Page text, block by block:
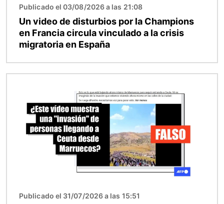
Publicado el 03/08/2026 a las 21:08
Un video de disturbios por la Champions
en Francia circula vinculado a la crisis
migratoria en España
Publicado el 31/07/2026 a las 15:51